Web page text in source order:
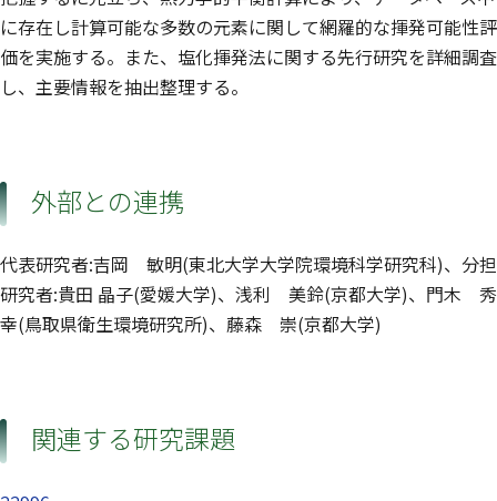
に存在し計算可能な多数の元素に関して網羅的な揮発可能性評
価を実施する。また、塩化揮発法に関する先行研究を詳細調査
し、主要情報を抽出整理する。
外部との連携
代表研究者:吉岡 敏明(東北大学大学院環境科学研究科)、分担
研究者:貴田 晶子(愛媛大学)、浅利 美鈴(京都大学)、門木 秀
幸(鳥取県衛生環境研究所)、藤森 崇(京都大学)
関連する研究課題